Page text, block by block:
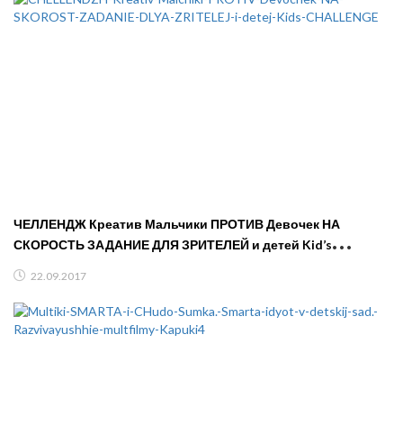
ЧЕЛЛЕНДЖ Креатив Мальчики ПРОТИВ Девочек НА
СКОРОСТЬ ЗАДАНИЕ ДЛЯ ЗРИТЕЛЕЙ и детей Kid’s
22.09.2017